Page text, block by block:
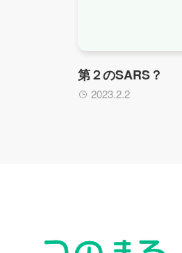
第２のSARS？
2023.2.2